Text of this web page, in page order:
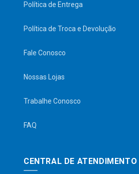
Política de Entrega
Política de Troca e Devolução
Fale Conosco
Nossas Lojas
Trabalhe Conosco
FAQ
CENTRAL DE ATENDIMENTO